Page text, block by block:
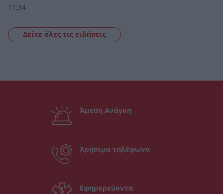
11:34
Δείτε όλες τις ειδήσεις
Άμεση Ανάγκη
Χρήσιμα τηλέφωνα
Εφημερεύοντα